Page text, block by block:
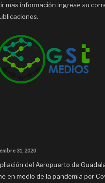
mas información ingrese su
31, 2020
del Aeropuerto de
en medio de la pandemia por